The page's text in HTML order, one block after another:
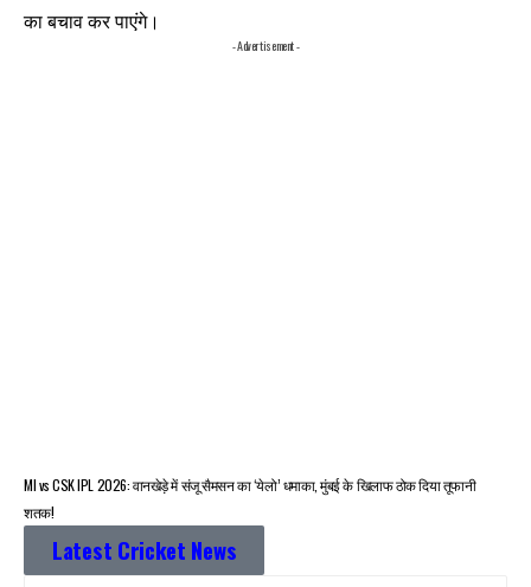
का बचाव कर पाएंगे।
- Advertisement -
MI vs CSK IPL 2026: वानखेड़े में संजू सैमसन का ‘येलो’ धमाका, मुंबई के खिलाफ ठोक दिया तूफानी
शतक!
Latest Cricket News